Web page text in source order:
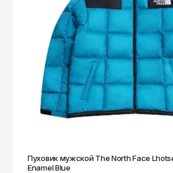
Пуховик мужской The North Face
Enamel Blue